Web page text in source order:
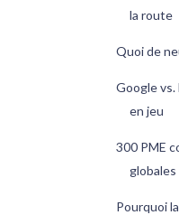
la route
Quoi de
Google
en jeu
300 PME
globales
Pourquoi